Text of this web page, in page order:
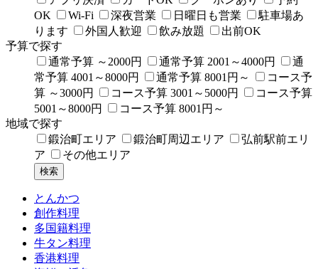
OK
Wi-Fi 深夜営業 日曜日も営業
駐車場あ
ります
外国人歓迎 飲み放題
出前OK
予算で探す
通常予算 ～2000円
通常予算 2001～4000円
通
常予算 4001～8000円
通常予算 8001円～
コース予
算 ～3000円
コース予算 3001～5000円
コース予算
5001～8000円
コース予算 8001円～
地域で探す
鍛治町エリア
鍛治町周辺エリア
弘前駅前エリ
ア
その他エリア
とんかつ
創作料理
多国籍料理
牛タン料理
香港料理